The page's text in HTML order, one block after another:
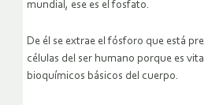
mundial, ese es el fosfato.
De él se extrae el fósforo que está
células del ser humano porque es
bioquímicos básicos del cuerpo.